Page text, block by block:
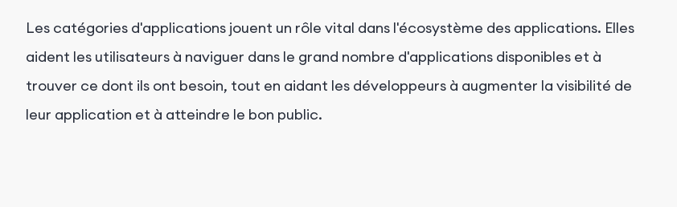
Les catégories d'applications jouent un rôle vital dans l'écosystème des applications. Elles
aident les utilisateurs à naviguer dans le grand nombre d'applications disponibles et à
trouver ce dont ils ont besoin, tout en aidant les développeurs à augmenter la visibilité de
leur application et à atteindre le bon public.